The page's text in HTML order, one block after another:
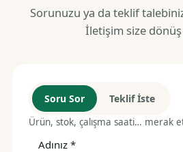
Sorunuzu ya da teklif
İletişim size dönüş
Soru Sor Teklif İste
Ürün, stok, çalışma saati… merak